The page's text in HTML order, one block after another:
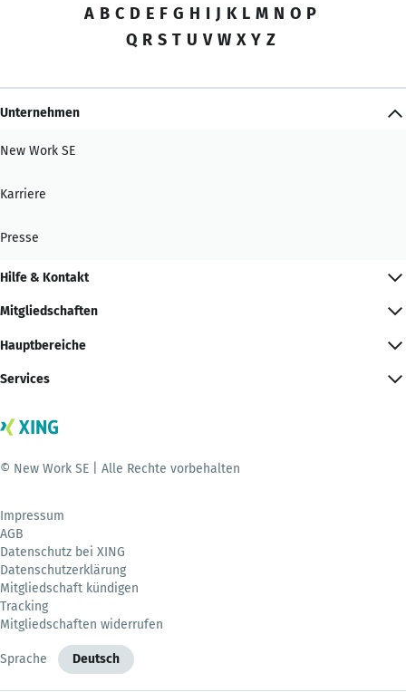
A B C D E F G H I J K L M N O P
Q R S T U V W X Y Z
Unternehmen
New Work SE
Karriere
Presse
Hilfe & Kontakt
Mitgliedschaften
Hauptbereiche
Services
© New Work SE | Alle Rechte vorbehalten
Impressum
AGB
Datenschutz bei XING
Datenschutzerklärung
Mitgliedschaft kündigen
Tracking
Mitgliedschaften widerrufen
Sprache Deutsch